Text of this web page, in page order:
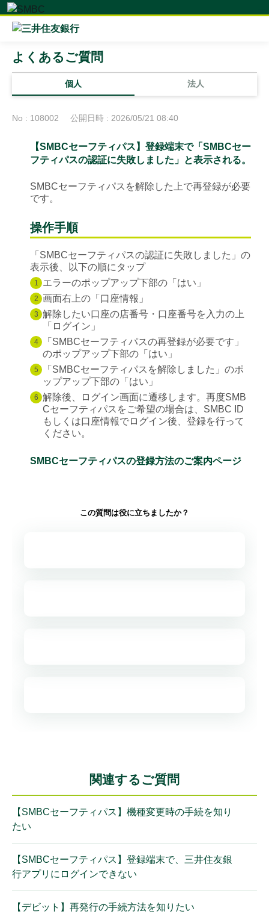
個人 法人
よくあるご質問
No : 108002 公開日時 : 2026/05/21 08:40
【SMBCセーフティパス】登録端末で「SMBCセー
フティパスの認証に失敗しました」と表示される。
SMBCセーフティパスを解除した上で再登録が必要
です。
操作手順
「SMBCセーフティパスの認証に失敗しました」の
表示後、以下の順にタップ
1 エラーのポップアップ下部の「はい」
2 画面右上の「口座情報」
3 解除したい口座の店番号・口座番号を入力の上
「ログイン」
4
「SMBCセーフティパスの再登録が必要です」
のポップアップ下部の「はい」
5
「SMBCセーフティパスを解除しました」のポ
ップアップ下部の「はい」
6 解除後、ログイン画面に遷移します。再度SMB
Cセーフティパスをご希望の場合は、SMBC ID
もしくは口座情報でログイン後、登録を行って
ください。
SMBCセーフティパスの登録方法のご案内ページ
この質問は役に立ちましたか？
関連するご質問
【SMBCセーフティパス】機種変更時の手続を知り
たい
【SMBCセーフティパス】登録端末で、三井住友銀
行アプリにログインできない
【デビット】再発行の手続方法を知りたい